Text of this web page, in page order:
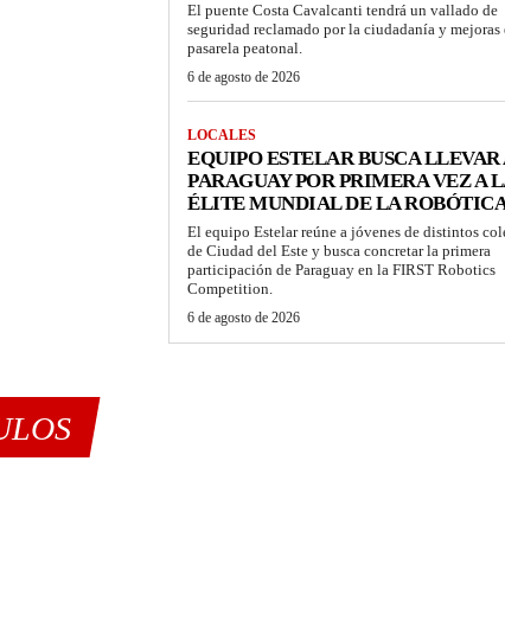
El puente Costa Cavalcanti tendrá un vallado de
seguridad reclamado por la ciudadanía y mejoras
pasarela peatonal.
6 de agosto de 2026
LOCALES
EQUIPO ESTELAR BUSCA LLEVAR
PARAGUAY POR PRIMERA VEZ A
ÉLITE MUNDIAL DE LA
El equipo Estelar reúne a jóvenes de distintos
de Ciudad del Este y busca concretar la primera
participación de Paraguay en la FIRST Robotics
Competition.
6 de agosto de 2026